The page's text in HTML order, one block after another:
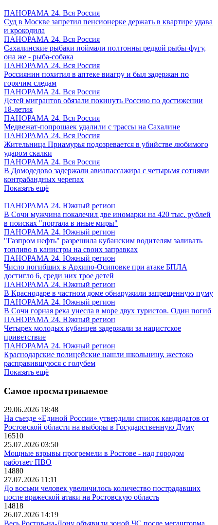
ПАНОРАМА 24. Вся Россия
Суд в Москве запретил пенсионерке держать в квартире удава
и крокодила
ПАНОРАМА 24. Вся Россия
Сахалинские рыбаки поймали полтонны редкой рыбы-фугу,
она же - рыба-собака
ПАНОРАМА 24. Вся Россия
Россиянин похитил в аптеке виагру и был задержан по
горячим следам
ПАНОРАМА 24. Вся Россия
Детей мигрантов обязали покинуть Россию по достижении
18-летия
ПАНОРАМА 24. Вся Россия
Медвежат-попрошаек удалили с трассы на Сахалине
ПАНОРАМА 24. Вся Россия
Жительница Приамурья подозревается в убийстве любимого
ударом скалки
ПАНОРАМА 24. Вся Россия
В Домодедово задержали авиапассажира с четырьмя сотнями
контрабандных черепах
Показать ещё
ПАНОРАМА 24. Южный регион
В Сочи мужчина покалечил две иномарки на 420 тыс. рублей
в поисках "портала в иные миры"
ПАНОРАМА 24. Южный регион
"Газпром нефть" разрешила кубанским водителям заливать
топливо в канистры на своих заправках
ПАНОРАМА 24. Южный регион
Число погибших в Архипо-Осиповке при атаке БПЛА
достигло 6, среди них трое детей
ПАНОРАМА 24. Южный регион
В Краснодаре в частном доме обнаружили запрещенную пуму
ПАНОРАМА 24. Южный регион
В Сочи горная река унесла в море двух туристов. Один погиб
ПАНОРАМА 24. Южный регион
Четырех молодых кубанцев задержали за нацистское
приветствие
ПАНОРАМА 24. Южный регион
Краснодарские полицейские нашли школьницу, жестоко
расправившуюся с голубем
Показать ещё
Самое просматриваемое
29.06.2026 18:48
На съезде «Единой России» утвердили список кандидатов от
Ростовской области на выборы в Государственную Думу
16510
25.07.2026 03:50
Мощные взрывы прогремели в Ростове - над городом
работает ПВО
14880
27.07.2026 11:11
До восьми человек увеличилось количество пострадавших
после вражеской атаки на Ростовскую область
14818
26.07.2026 14:19